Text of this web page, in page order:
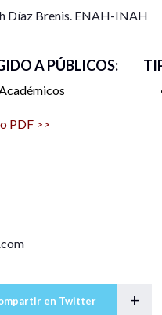
Díaz Brenis. ENAH-INAH
A PÚBLICOS:
PDF >>
en Twitter +